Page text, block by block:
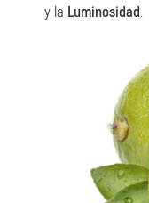
y la Luminosidad.